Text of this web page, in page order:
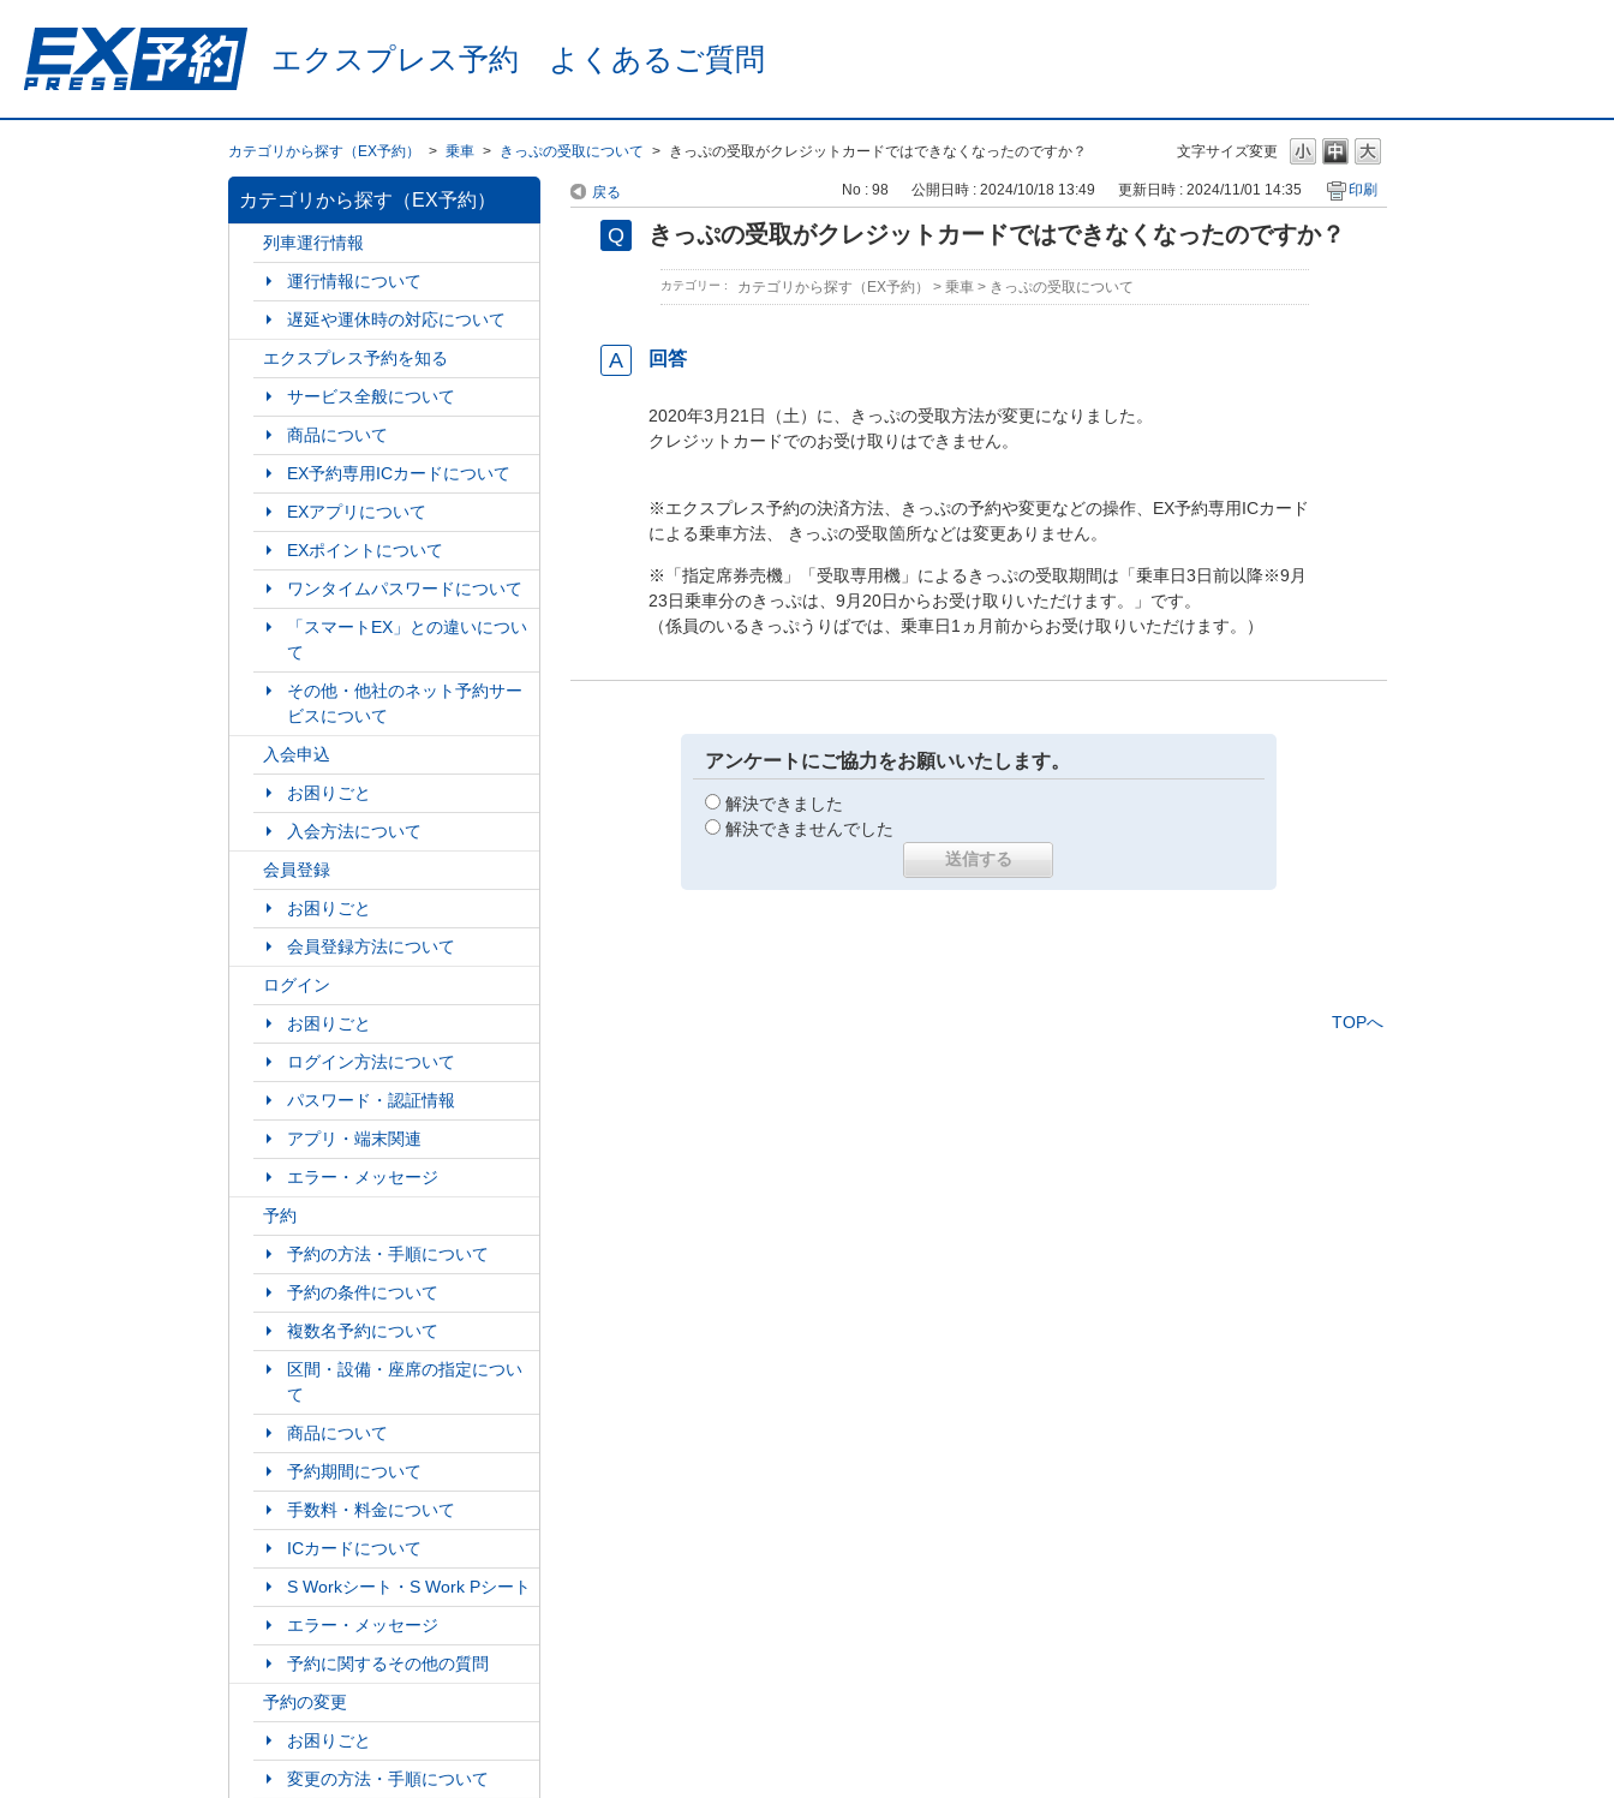
エクスプレス予約 よくあるご質問
文字サイズ変更
カテゴリから探す（EX予約） > 乗車 > きっぷの受取について > きっぷの受取がクレジットカードではできなくなったのですか？
カテゴリから探す（EX予約）
列車運行情報
運行情報について
遅延や運休時の対応について
エクスプレス予約を知る
サービス全般について
商品について
EX予約専用ICカードについて
EXアプリについて
EXポイントについて
ワンタイムパスワードについて
「スマートEX」との違いについ
て
その他・他社のネット予約サー
ビスについて
入会申込
お困りごと
入会方法について
会員登録
お困りごと
会員登録方法について
ログイン
お困りごと
ログイン方法について
パスワード・認証情報
アプリ・端末関連
エラー・メッセージ
予約
予約の方法・手順について
予約の条件について
複数名予約について
区間・設備・座席の指定につい
て
商品について
予約期間について
手数料・料金について
ICカードについて
S Workシート・S Work Pシート
エラー・メッセージ
予約に関するその他の質問
予約の変更
お困りごと
変更の方法・手順について
戻る No : 98 公開日時 : 2024/10/18 13:49 更新日時 : 2024/11/01 14:35 印刷
きっぷの受取がクレジットカードではできなくなったのですか？
カテゴリー : カテゴリから探す（EX予約） > 乗車> きっぷの受取について
回答
2020年3月21日（土）に、きっぷの受取方法が変更になりました。
クレジットカードでのお受け取りはできません。
※エクスプレス予約の決済方法、きっぷの予約や変更などの操作、EX予約専用ICカード
による乗車方法、 きっぷの受取箇所などは変更ありません。
※「指定席券売機」「受取専用機」によるきっぷの受取期間は「乗車日3日前以降※9月
23日乗車分のきっぷは、9月20日からお受け取りいただけます。」です。
（係員のいるきっぷうりばでは、乗車日1ヵ月前からお受け取りいただけます。）
アンケートにご協力をお願いいたします。
解決できました
解決できませんでした
TOPへ